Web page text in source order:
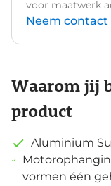
voor maatwerk
Neem contact
Waarom jij
product
Aluminium
vormen één